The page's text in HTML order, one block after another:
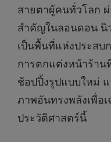
สายตาผู้คนทั่วโลก
สำคัญในลอนดอน นิ
เป็นพื้นที่แห่งประสบ
การตกแต่งหน้าร้า
ช้อปปิ้งรูปแบบใหม่ แ
ภาพอันทรงพลังเพื่อ
ประวัติศาสตร์นี้